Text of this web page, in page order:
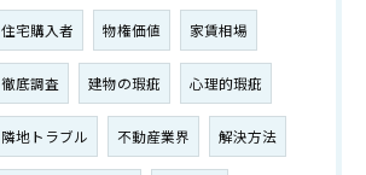
住宅購入者 物権価値 家賃相場
徹底調査 建物の瑕疵 心理的瑕疵
隣地トラブル 不動産業界 解決方法